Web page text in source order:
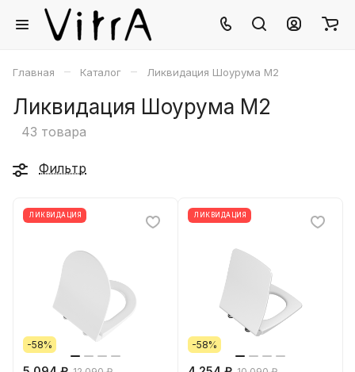
Главная – Каталог – Ликвидация Шоурума М2
Ликвидация Шоурума М2
43 товара
Фильтр
ЛИКВИДАЦИЯ
-58%
ЛИКВИДАЦИЯ
-58%